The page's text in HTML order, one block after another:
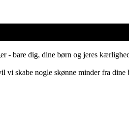
- bare dig, dine børn og jeres
skabe nogle skønne minder fra